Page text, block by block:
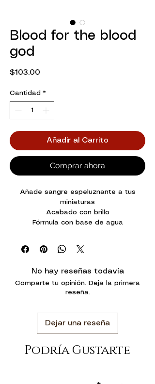
Blood for the blood
god
$103.00
Cantidad *
Añadir al Carrito
Comprar ahora
Añade sangre espeluznante a tus
miniaturas
Acabado con brillo
Fórmula con base de agua
No hay reseñas todavía
Comparte tu opinión. Deja la primera
reseña.
Dejar una reseña
Podría Gustarte